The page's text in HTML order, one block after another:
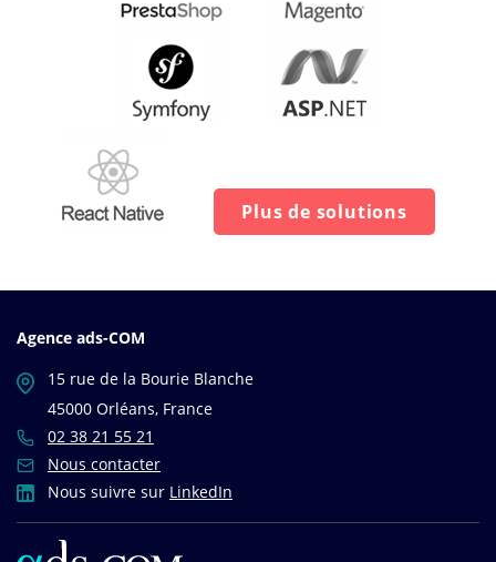
Plus de solutions
Agence ads-COM
15 rue de la Bourie Blanche
45000 Orléans, France
02 38 21 55 21
Nous contacter
Nous suivre sur LinkedIn